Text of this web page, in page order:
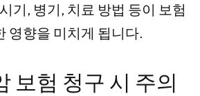
기, 병기, 치료 방법 등이 보험
영향을 미치게 됩니다.
보험 청구 시 주의